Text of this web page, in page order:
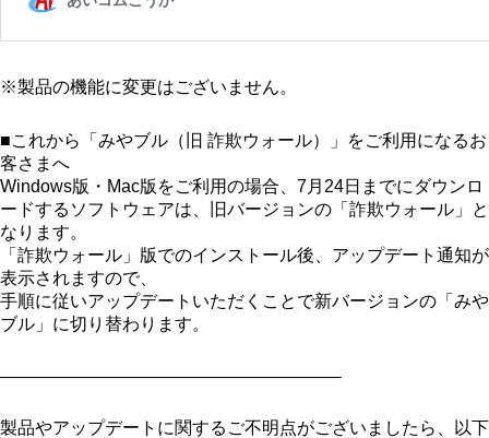
※製品の機能に変更はございません。
■これから「みやブル（旧 詐欺ウォール）」をご利用になるお
客さまへ
Windows版・Mac版をご利用の場合、7月24日までにダウンロ
ードするソフトウェアは、旧バージョンの「詐欺ウォール」と
なります。
「詐欺ウォール」版でのインストール後、アップデート通知が
表示されますので、
手順に従いアップデートいただくことで新バージョンの「みや
ブル」に切り替わります。
———————————————————–
製品やアップデートに関するご不明点がございましたら、以下